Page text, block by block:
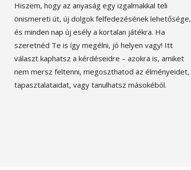
Hiszem, hogy az anyaság egy izgalmakkal teli
önismereti út, új dolgok felfedezésének lehetősége,
és minden nap új esély a kortalan játékra. Ha
szeretnéd Te is így megélni, jó helyen vagy! Itt
választ kaphatsz a kérdéseidre – azokra is, amiket
nem mersz feltenni, megoszthatod az élményeidet,
tapasztalataidat, vagy tanulhatsz másokéból.